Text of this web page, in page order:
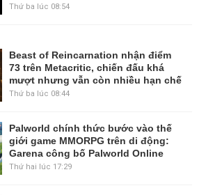
Thứ ba lúc 08:54
Beast of Reincarnation nhận điểm
73 trên Metacritic, chiến đấu khá
mượt nhưng vẫn còn nhiều hạn chế
Thứ ba lúc 08:44
Palworld chính thức bước vào thế
giới game MMORPG trên di động:
Garena công bố Palworld Online
Thứ hai lúc 17:29